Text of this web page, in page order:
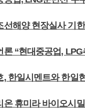
선해양 현장실사 기
론 “현대중공업,
, 한일시멘트와 한일
온 휴미라 바이오시